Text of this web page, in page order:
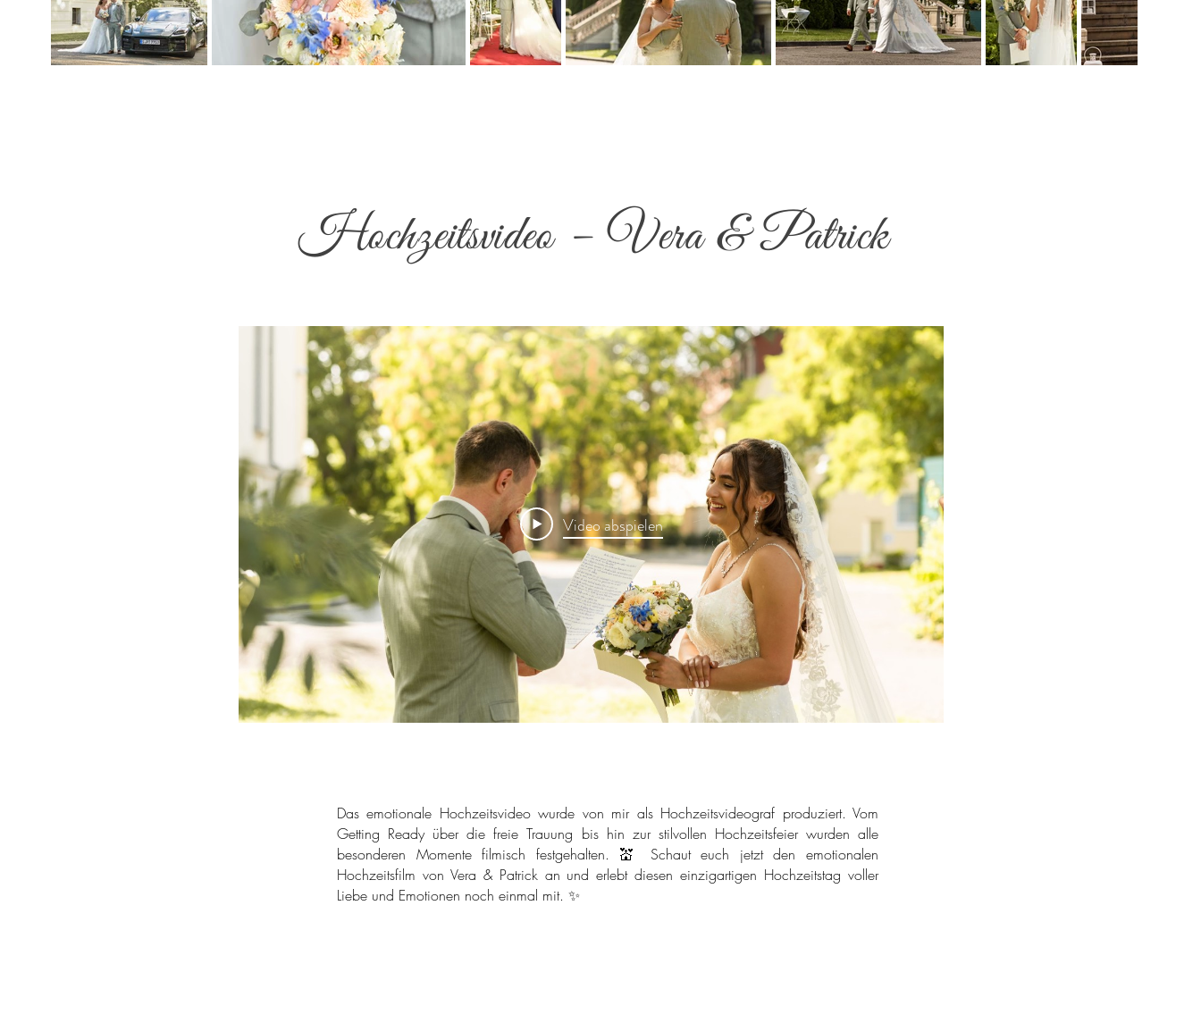
Hochzeitsvideo – Vera & Patrick
Video abspielen
Das emotionale Hochzeitsvideo wurde von mir als Hochzeitsvideograf produziert. Vom
Getting Ready über die freie Trauung bis hin zur stilvollen Hochzeitsfeier wurden alle
besonderen Momente filmisch festgehalten. 💒 Schaut euch jetzt den emotionalen
Hochzeitsfilm von Vera & Patrick an und erlebt diesen einzigartigen Hochzeitstag voller
Liebe und Emotionen noch einmal mit. ✨